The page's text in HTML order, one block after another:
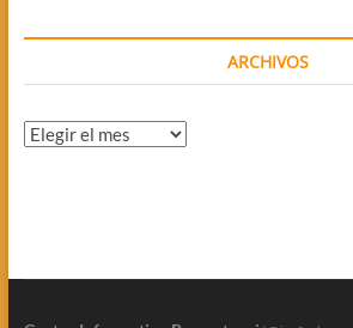
ARCHIVOS
Archivos